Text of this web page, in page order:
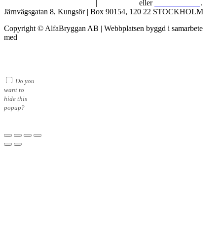
| eller
.
Järnvägsgatan 8, Kungsör | Box 90154, 120 22 STOCKHOLM
Copyright © AlfaBryggan AB | Webbplatsen byggd i samarbete
med
Do you
want to
hide this
popup?